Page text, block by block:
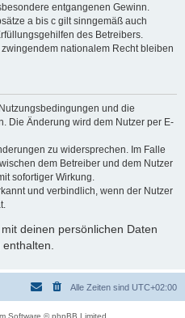
entgangenen Gewinn.
a bis c gilt sinngemäß auch
des Betreibers.
nationalem Recht bleiben
und die
Die Änderung wird dem Nutzer per E-
zu widersprechen. Im Falle
dem Betreiber und dem Nutzer
sofortiger Wirkung.
und verbindlich, wenn der Nutzer
deinen persönlichen Daten
Alle Zeiten sind UTC+02:00